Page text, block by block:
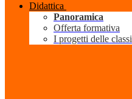
Didattica
Panoramica
Offerta formativa
I progetti delle classi